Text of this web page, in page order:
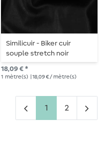
Similicuir - Biker cuir
souple stretch noir
18,09 € *
1 mètre(s) | 18,09 € / mètre(s)
1 2